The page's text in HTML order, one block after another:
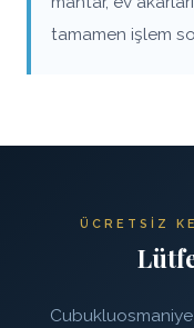
tamamen işlem
ÜCRETSIZ